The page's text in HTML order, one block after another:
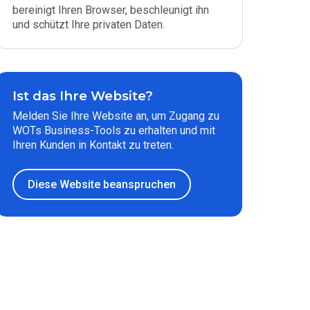
bereinigt Ihren Browser, beschleunigt ihn
und schützt Ihre privaten Daten.
Ist das Ihre Website?
Melden Sie Ihre Website an, um Zugang zu
WOTs Business-Tools zu erhalten und mit
Ihren Kunden in Kontakt zu treten.
Diese Website beanspruchen